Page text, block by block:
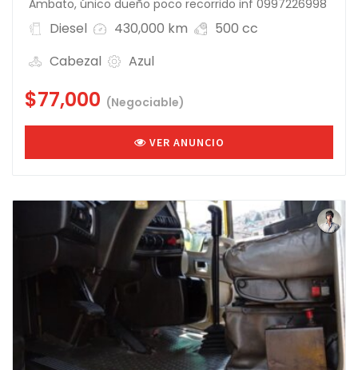
Ambato, único dueño poco recorrido inf 0997226998
Diesel 430,000 km
500 cc
Cabezal
Azul
$77,000 (Negociable)
VER ANUNCIO